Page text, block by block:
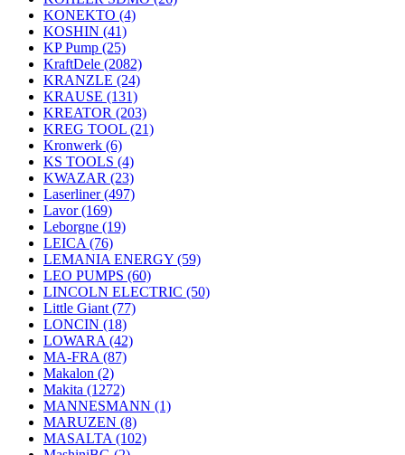
KONEKTO (4)
KOSHIN (41)
KP Pump (25)
KraftDele (2082)
KRANZLE (24)
KRAUSE (131)
KREATOR (203)
KREG TOOL (21)
Kronwerk (6)
KS TOOLS (4)
KWAZAR (23)
Laserliner(497)
Lavor(169)
Leborgne (19)
LEICA (76)
LEMANIA ENERGY (59)
LEO PUMPS (60)
LINCOLN ELECTRIC (50)
Little Giant (77)
LONCIN (18)
LOWARA (42)
MA-FRA (87)
Makalon (2)
Makita (1272)
MANNESMANN (1)
MARUZEN (8)
MASALTA (102)